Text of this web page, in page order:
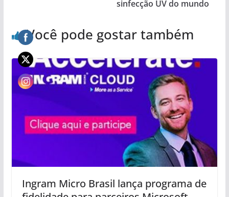
sinfecção UV do mundo
Você pode gostar também
Ingram Micro Brasil lança programa de